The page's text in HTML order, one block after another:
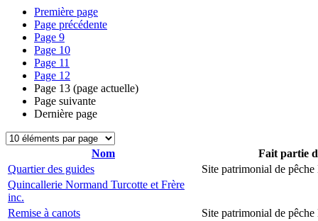
Première page
Page précédente
Page 9
Page 10
Page 11
Page 12
Page 13 (page actuelle)
Page suivante
Dernière page
Nom
Fait partie
Quartier des guides
Site patrimonial de
Quincallerie Normand Turcotte et Frère
inc.
Remise à canots
Site patrimonial de